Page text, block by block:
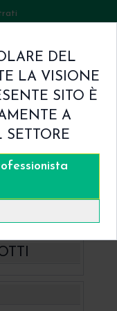
Carrello
DEL
LA VISIONE
SITO È
A
SETTORE